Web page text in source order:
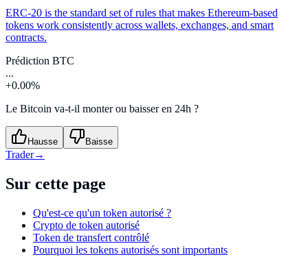
ERC-20 is the standard set of rules that makes Ethereum-based
tokens work consistently across wallets, exchanges, and smart
contracts.
Prédiction BTC
...
+0.00%
Le Bitcoin va-t-il monter ou baisser en 24h ?
Hausse Baisse
Trader→
Sur cette page
Qu'est-ce qu'un token autorisé ?
Crypto de token autorisé
Token de transfert contrôlé
Pourquoi les tokens autorisés sont importants